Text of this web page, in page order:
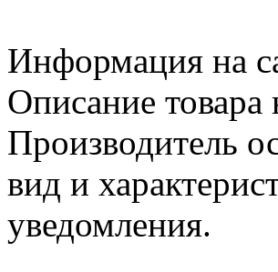
Информация на
Описание товара
Производитель
вид и
уведомления.